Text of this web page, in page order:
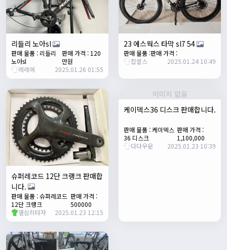
명신이 12:33:45
명절 잘보내세요~
2/1/2025
Leepi 08:05:10
좌측 로고(메인 대문) 누르면 홈으로 이동할때 왼쪽으로 가서
눌러야 해서 불편하네요. 가운데에 있거나 빈공간을 눌러도
메인으로 이동하게 해주실수 있나요>?
2/3/2025
관리자16:50:47
한번 확인해보겠습니다 :)
2/8/2025
명신이10:43:01
너무 추워요
2/10/2025
부두게이 BRBR09:54:20
잔차나라 화이팅!!
관리자 10:15:31
감사합니다 파이팅!!!!
2/14/2025
저 첫 로드로 힉스 바버비 살려하는데 괜찮나요?
리들리 노아sl
판매 물품 : 리들리
노아sl
판매 가격 : 120
만원
레레에
2025.01.26 01:55
23 에스웍스 타막 sl7 54
판매 물품 :판매 가격 :
찹쌀스
2025.01.24 10:49
슈퍼레코드 12단 크랭크 판매합
니다.
판매 물품 : 슈퍼레코드
12단 크랭크
판매 가격 :
500000
열심히타자
2025.01.23 12:15
이미지 없음
케이덱스36 디스크 판매합니다.
판매 물품 : 케이덱스
36 디스크
판매 가격 :
1,100,000
다다우운
2025.01.23 10:39